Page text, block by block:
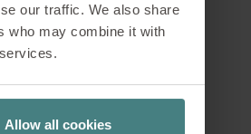
our traffic. We also share
who may combine it with
Allow all cookies
Circle auf über
Rund 300
Nutzern zur